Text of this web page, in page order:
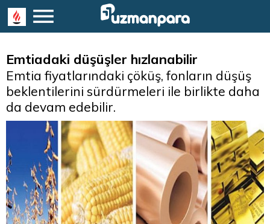
Emtiadaki düşüşler hızlanabilir
Emtia fiyatlarındaki çöküş, fonların düşüş
beklentilerini sürdürmeleri ile birlikte daha
da devam edebilir.